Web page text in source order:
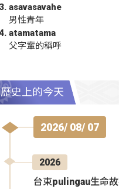
asavasavahe
男性青年
atamatama
父字輩的稱呼
歷史上的今天
2026/ 08/ 07
2026
台東pulingau生命